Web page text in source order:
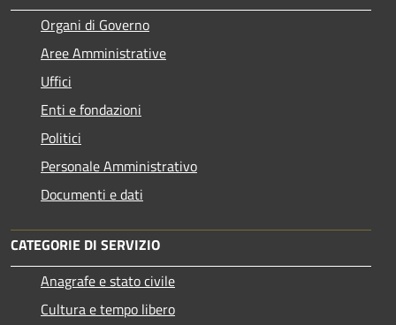
Organi di Governo
Aree Amministrative
Uffici
Enti e fondazioni
Politici
Personale Amministrativo
Documenti e dati
CATEGORIE DI SERVIZIO
Anagrafe e stato civile
Cultura e tempo libero